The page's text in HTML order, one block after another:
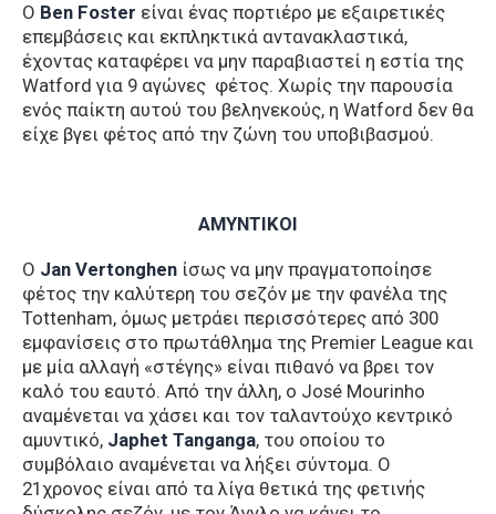
Ο Ben Foster είναι ένας πορτιέρο με εξαιρετικές
επεμβάσεις και εκπληκτικά αντανακλαστικά,
έχοντας καταφέρει να μην παραβιαστεί η εστία της
Watford για 9 αγώνες φέτος. Χωρίς την παρουσία
ενός παίκτη αυτού του βεληνεκούς, η Watford δεν θα
είχε βγει φέτος από την ζώνη του υποβιβασμού.
ΑΜΥΝΤΙΚΟΙ
Ο Jan Vertonghen ίσως να μην πραγματοποίησε
φέτος την καλύτερη του σεζόν με την φανέλα της
Tottenham, όμως μετράει περισσότερες από 300
εμφανίσεις στο πρωτάθλημα της Premier League και
με μία αλλαγή «στέγης» είναι πιθανό να βρει τον
καλό του εαυτό. Από την άλλη, ο José Mourinho
αναμένεται να χάσει και τον ταλαντούχο κεντρικό
αμυντικό, Japhet Tanganga, του οποίου το
συμβόλαιο αναμένεται να λήξει σύντομα. Ο
21χρονος είναι από τα λίγα θετικά της φετινής